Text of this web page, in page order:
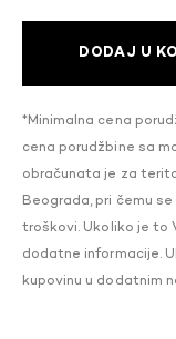
DODAJ U
*Minimalna cena
cena porudžbine sa
obračunata je za
Beograda, pri čemu
troškovi. Ukoliko je to
dodatne informacije.
kupovinu u dodatnim